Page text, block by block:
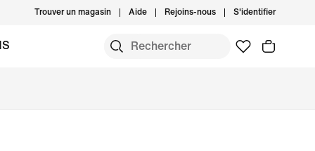
Trouver un magasin Aide Rejoins-nous S'identifier